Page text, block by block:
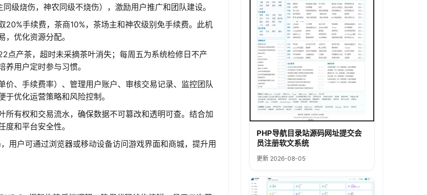
级烧伤，神农同级不烧伤），激励用户推广和团队建设。
20%手续费，茶商10%，茶场主和神农级别免手续费。此机
优化资源分配。
点产茶，超时未采摘茶叶消失；每周五为系统检修日不产
用户定时参与习惯。
价、手续费率）、管理用户账户、审核交易记录、监控团队
优化运营策略和风险控制。
所有权和交易流水，确保数据不可篡改和透明可查。结合加
和平台安全性。
用户可通过浏览器或移动设备访问游戏界面和商城，提升用
PHP导航目录站源码网址提交会
员注册软文系统
更新 2026-08-05